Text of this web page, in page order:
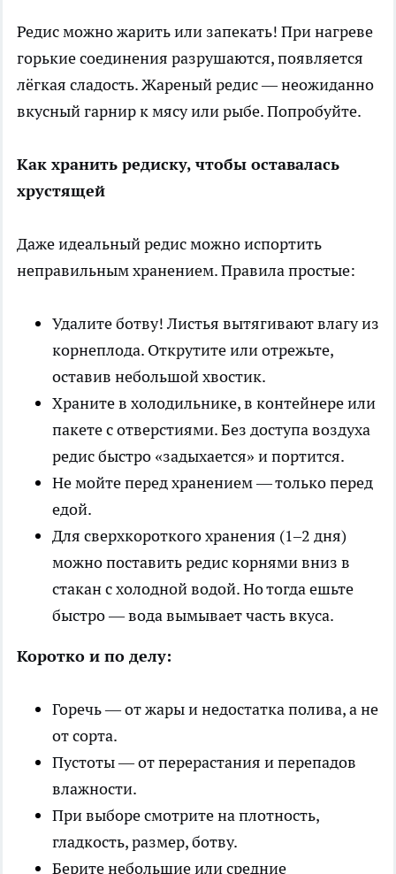
Редис можно жарить или запекать! При нагреве
горькие соединения разрушаются, появляется
лёгкая сладость. Жареный редис — неожиданно
вкусный гарнир к мясу или рыбе. Попробуйте.
Как хранить редиску, чтобы оставалась
хрустящей
Даже идеальный редис можно испортить
неправильным хранением. Правила простые:
Удалите ботву! Листья вытягивают влагу из
корнеплода. Открутите или отрежьте,
оставив небольшой хвостик.
Храните в холодильнике, в контейнере или
пакете с отверстиями. Без доступа воздуха
редис быстро «задыхается» и портится.
Не мойте перед хранением — только перед
едой.
Для сверхкороткого хранения (1–2 дня)
можно поставить редис корнями вниз в
стакан с холодной водой. Но тогда ешьте
быстро — вода вымывает часть вкуса.
Коротко и по делу:
Горечь — от жары и недостатка полива, а не
от сорта.
Пустоты — от перерастания и перепадов
влажности.
При выборе смотрите на плотность,
гладкость, размер, ботву.
Берите небольшие или средние